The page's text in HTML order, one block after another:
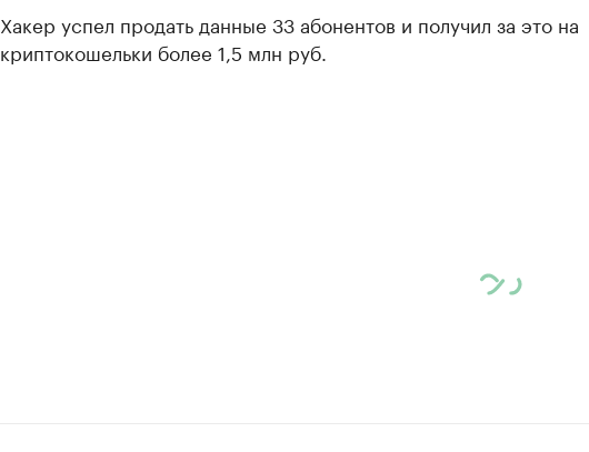
Хакер успел продать данные 33 абонентов и получил за это на
криптокошельки более 1,5 млн руб.